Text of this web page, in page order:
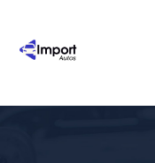
content